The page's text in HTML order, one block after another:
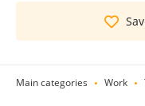
Main categories Work